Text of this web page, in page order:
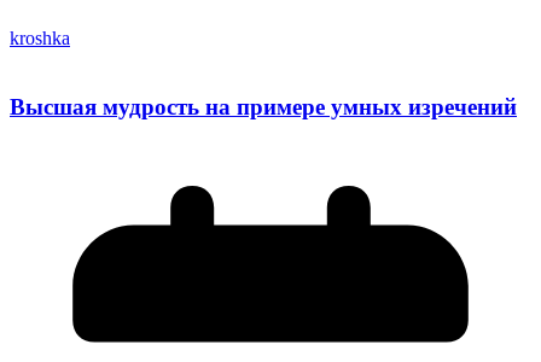
kroshka
Высшая мудрость на примере умных изречений